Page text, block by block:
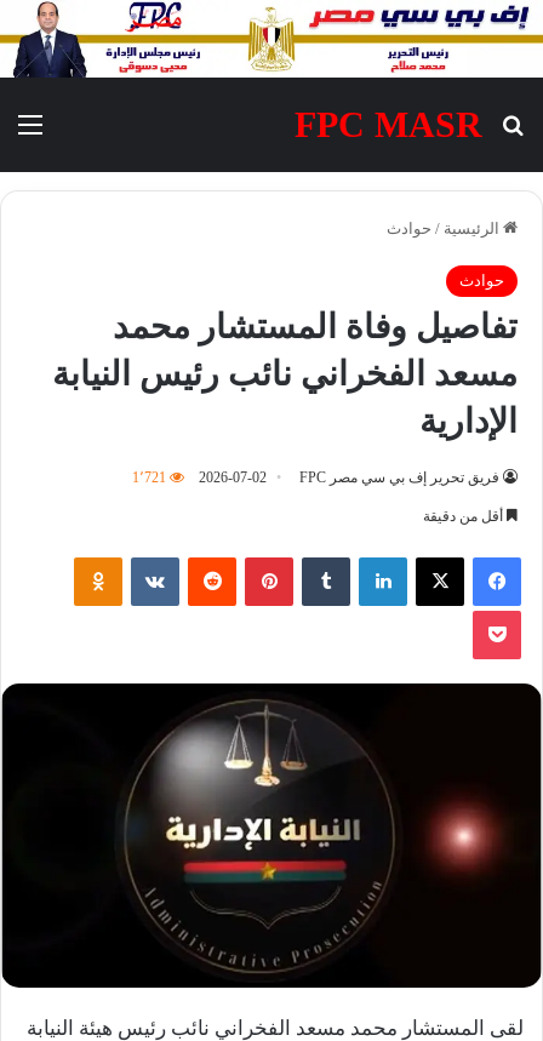
FPC MASR
بحث عن
الرئيسية / حوادث
حوادث
تفاصيل وفاة المستشار محمد
مسعد الفخراني نائب رئيس النيابة
الإدارية
فريق تحرير إف بي سي مصر FPC 2026-07-02 1٬721
أقل من دقيقة
فيسبوك ‫X لينكدإن بينتيريست
لقى المستشار محمد مسعد الفخراني نائب رئيس هيئة النيابة